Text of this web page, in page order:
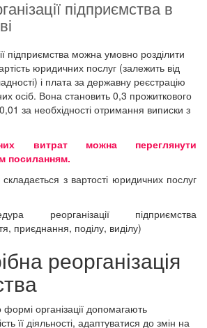
підприємства в
підприємства можна умовно розділити
юридичних послуг (залежить від
і плата за державну реєстрацію
осіб. Вона становить 0,3 прожиткового
за необхідності отримання виписки з
витрат можна переглянути
посиланням.
з вартості юридичних послуг
реорганізації підприємства
приєднання, поділу, виділу)
реорганізація
формі організації допомагають
її діяльності, адаптуватися до змін на